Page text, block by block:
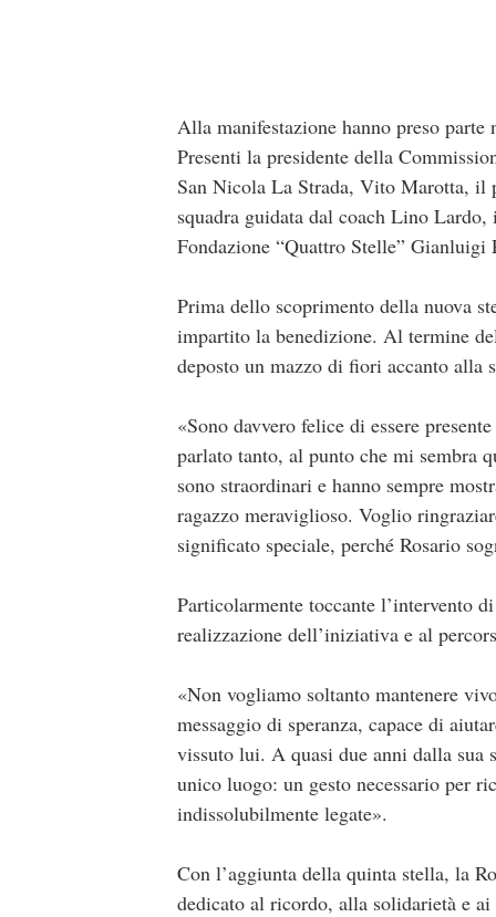
Alla manifestazione hanno preso
Presenti la presidente della
San Nicola La Strada, Vito Marotta, il
squadra guidata dal coach Lino
Fondazione “Quattro Stelle”
Prima dello scoprimento della nuova
impartito la benedizione. Al termine
deposto un mazzo di fiori accanto alla
«Sono davvero felice di essere
parlato tanto, al punto che mi sembra
sono straordinari e hanno sempre
ragazzo meraviglioso. Voglio
significato speciale, perché Rosario
Particolarmente toccante l’intervento
realizzazione dell’iniziativa e al
«Non vogliamo soltanto mantenere
messaggio di speranza, capace di
vissuto lui. A quasi due anni dalla sua
unico luogo: un gesto necessario per
indissolubilmente legate».
Con l’aggiunta della quinta stella, la
dedicato al ricordo, alla solidarietà e